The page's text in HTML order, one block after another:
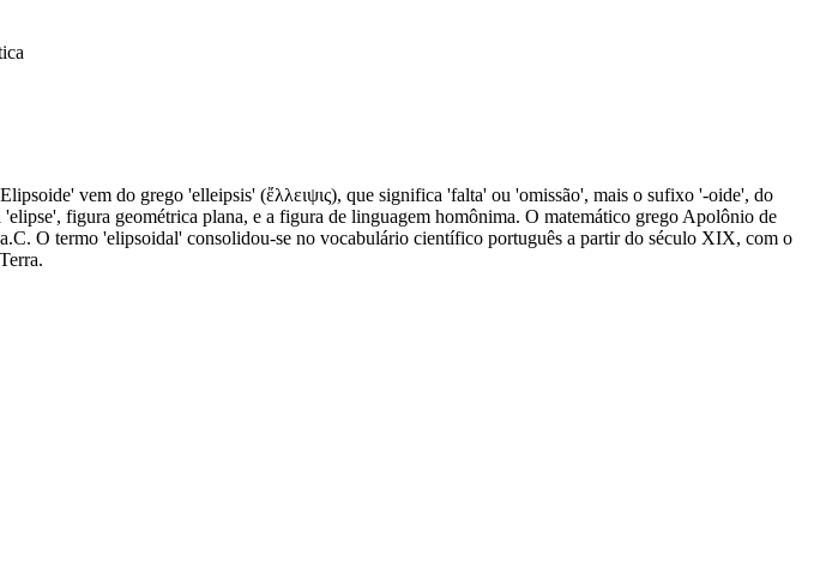
vem do grego 'elleipsis' (ἔλλειψις), que significa 'falta' ou 'omissão', mais o sufixo '-oide', do
figura geométrica plana, e a figura de linguagem homônima. O matemático grego Apolônio de
O termo 'elipsoidal' consolidou-se no vocabulário científico português a partir do século XIX, com o